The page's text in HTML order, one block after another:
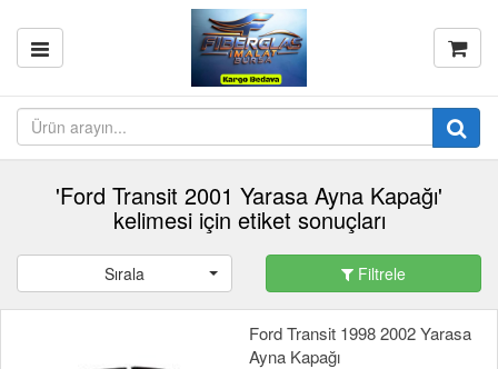
'Ford Transit 2001 Yarasa Ayna Kapağı'
kelimesi için etiket sonuçları
Sırala Filtrele
Ford Transit 1998 2002 Yarasa
Ayna Kapağı